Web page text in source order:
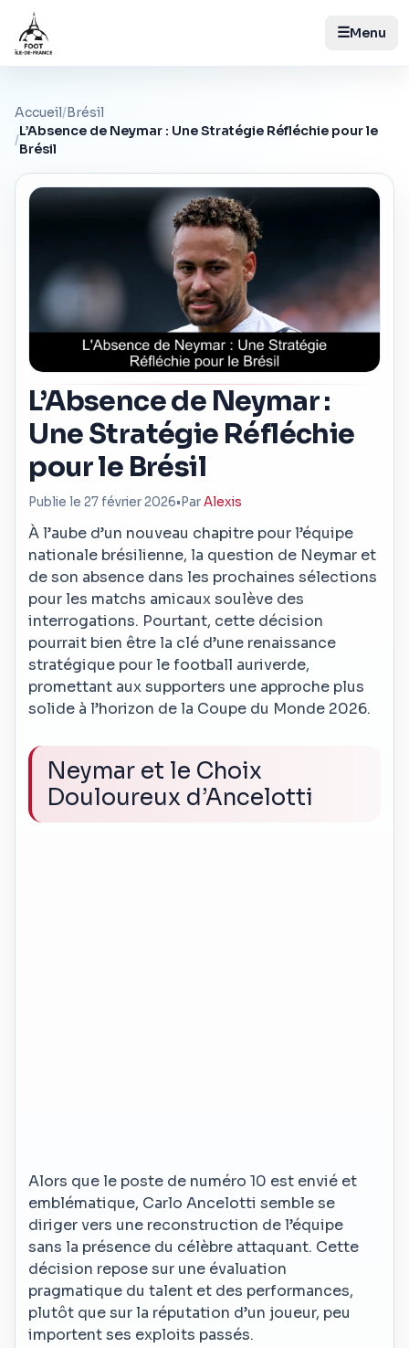
☰Menu
Accueil/Brésil
/
L’Absence de Neymar : Une Stratégie Réfléchie pour le
Brésil
L’Absence de Neymar :
Une Stratégie Réfléchie
pour le Brésil
Publie le 27 février 2026• ParAlexis
À l’aube d’un nouveau chapitre pour l’équipe
nationale brésilienne, la question de Neymar et
de son absence dans les prochaines sélections
pour les matchs amicaux soulève des
interrogations. Pourtant, cette décision
pourrait bien être la clé d’une renaissance
stratégique pour le football auriverde,
promettant aux supporters une approche plus
solide à l’horizon de la Coupe du Monde 2026.
Neymar et le Choix
Douloureux d’Ancelotti
Alors que le poste de numéro 10 est envié et
emblématique, Carlo Ancelotti semble se
diriger vers une reconstruction de l’équipe
sans la présence du célèbre attaquant. Cette
décision repose sur une évaluation
pragmatique du talent et des performances,
plutôt que sur la réputation d’un joueur, peu
importent ses exploits passés.